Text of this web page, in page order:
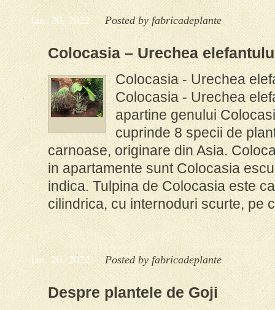
ian. 20, 2022 Posted byfabricadeplante
Colocasia – Urechea
Colocasia - Urechea
Colocasia - Urechea
apartine genului
cuprinde 8 specii de
carnoase, originare din Asia.
in apartamente sunt Colocasia
indica. Tulpina de Colocasia este
cilindrica, cu internoduri scurte, pe
ian. 20, 2022 Posted by fabricadeplante
Despre plantele de Goji